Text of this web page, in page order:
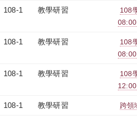
108-1 教學研習
108
108-1 教學研習
108
108-1 教學研習
108
108-1 教學研習 跨領